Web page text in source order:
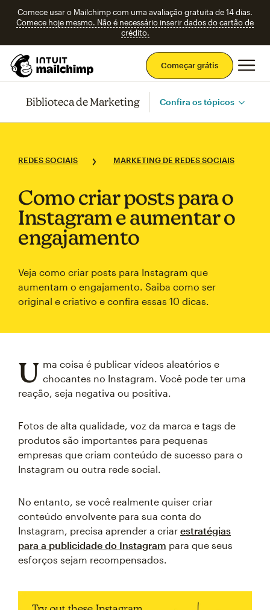
Comece usar o Mailchimp com uma avaliação gratuita de 14 dias.
Comece hoje mesmo. Não é necessário inserir dados do cartão de
crédito.
Começar grátis
Biblioteca de Marketing Confira os tópicos
REDES SOCIAIS MARKETING DE REDES SOCIAIS
Como criar posts para o
Instagram e aumentar o
engajamento
Veja como criar posts para Instagram que
aumentam o engajamento. Saiba como ser
original e criativo e confira essas 10 dicas.
U ma coisa é publicar vídeos aleatórios e
chocantes no Instagram. Você pode ter uma
reação, seja negativa ou positiva.
Fotos de alta qualidade, voz da marca e tags de
produtos são importantes para pequenas
empresas que criam conteúdo de sucesso para o
Instagram ou outra rede social.
No entanto, se você realmente quiser criar
conteúdo envolvente para sua conta do
Instagram, precisa aprender a criar estratégias
para a publicidade do Instagram para que seus
esforços sejam recompensados.